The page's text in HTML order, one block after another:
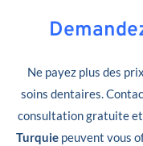
Ne payez plus des
soins dentaires.
consultation gratuite
Turquie peuvent vous